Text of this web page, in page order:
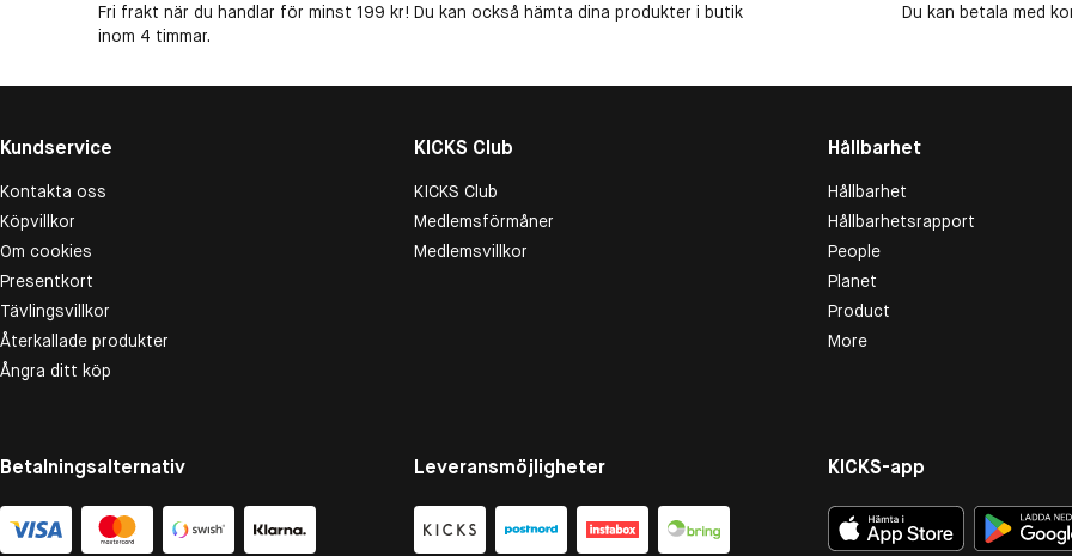
Fri frakt när du handlar för minst 199 kr! Du kan också hämta dina produkter i butik
inom 4 timmar.
Du kan betala med
Kundservice
Kontakta oss
Köpvillkor
Om cookies
Presentkort
Tävlingsvillkor
Återkallade produkter
Ångra ditt köp
KICKS Club
KICKS Club
Medlemsförmåner
Medlemsvillkor
Hållbarhet
Hållbarhet
Hållbarhetsrapport
People
Planet
Product
More
Betalningsalternativ Leveransmöjligheter KICKS-app